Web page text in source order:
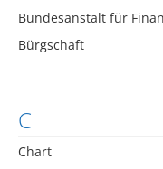
Bundesanstalt für
Bürgschaft
C
Chart